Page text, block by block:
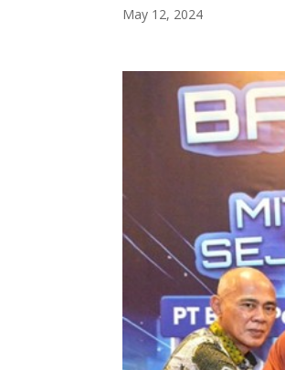
May 12, 2024